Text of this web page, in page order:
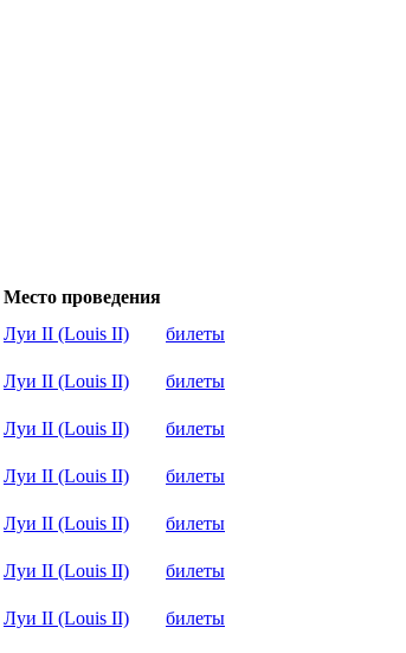
Место проведения
Луи II (Louis II) билеты
Луи II (Louis II) билеты
Луи II (Louis II) билеты
Луи II (Louis II) билеты
Луи II (Louis II) билеты
Луи II (Louis II) билеты
Луи II (Louis II) билеты